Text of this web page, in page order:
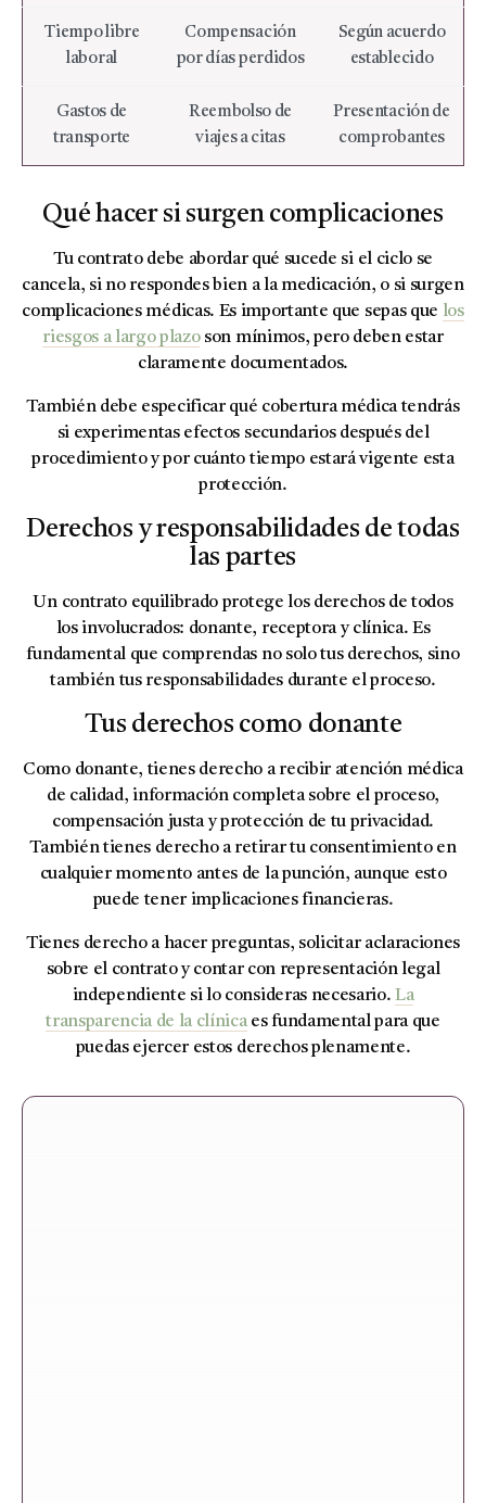
Tiempo libre
laboral
Compensación
por días perdidos
Según acuerdo
establecido
Gastos de
transporte
Reembolso de
viajes a citas
Presentación de
comprobantes
Qué hacer si surgen complicaciones
Tu contrato debe abordar qué sucede si el ciclo se
cancela, si no respondes bien a la medicación, o si surgen
complicaciones médicas. Es importante que sepas que los
riesgos a largo plazoson mínimos, pero deben estar
claramente documentados.
También debe especificar qué cobertura médica tendrás
si experimentas efectos secundarios después del
procedimiento y por cuánto tiempo estará vigente esta
protección.
Derechos y responsabilidades de todas
las partes
Un contrato equilibrado protege los derechos de todos
los involucrados: donante, receptora y clínica. Es
fundamental que comprendas no solo tus derechos, sino
también tus responsabilidades durante el proceso.
Tus derechos como donante
Como donante, tienes derecho a recibir atención médica
de calidad, información completa sobre el proceso,
compensación justa y protección de tu privacidad.
También tienes derecho a retirar tu consentimiento en
cualquier momento antes de la punción, aunque esto
puede tener implicaciones financieras.
Tienes derecho a hacer preguntas, solicitar aclaraciones
sobre el contrato y contar con representación legal
independiente si lo consideras necesario.La
transparencia de la clínicaes fundamental para que
puedas ejercer estos derechos plenamente.